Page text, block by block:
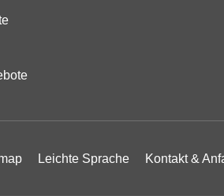
Leichte Sprache Kontakt &